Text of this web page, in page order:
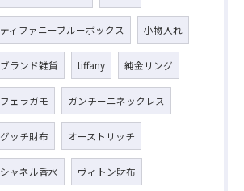
ティファニーブルーボックス 小物入れ
ブランド雑貨 tiffany 純金リング
フェラガモ ガンチーニネックレス
グッチ財布 オーストリッチ
シャネル香水 ヴィトン財布